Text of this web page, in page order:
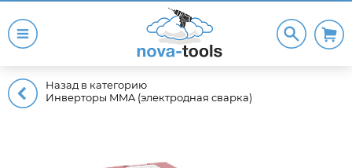
Назад в категорию
Инверторы MMA (электродная сварка)